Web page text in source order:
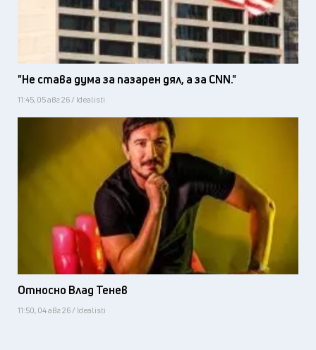
"Не става дума за пазарен дял, а за CNN."
11:45, 05 авг 26 / Idealisti
Относно Влад Тенев
11:50, 04 авг 26 / Idealisti